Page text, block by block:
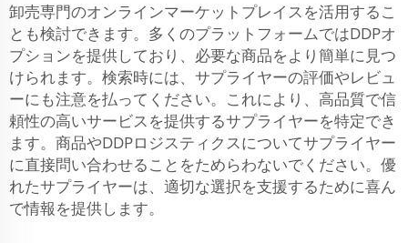
卸売専門のオンラインマーケットプレイスを活用するこ
とも検討できます。多くのプラットフォームではDDPオ
プションを提供しており、必要な商品をより簡単に見つ
けられます。検索時には、サプライヤーの評価やレビュ
ーにも注意を払ってください。これにより、高品質で信
頼性の高いサービスを提供するサプライヤーを特定でき
ます。商品やDDPロジスティクスについてサプライヤー
に直接問い合わせることをためらわないでください。優
れたサプライヤーは、適切な選択を支援するために喜ん
で情報を提供します。